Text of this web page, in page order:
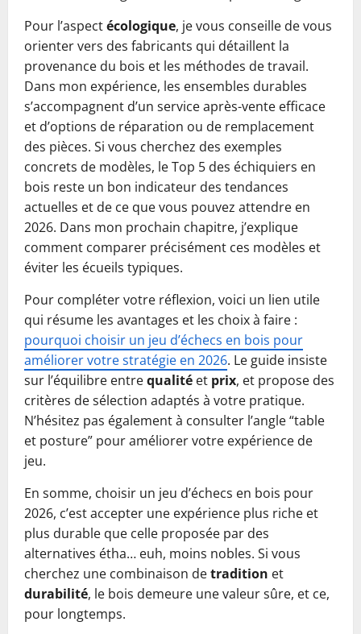
Pour l’aspectécologique, je vous conseille de vous
orienter vers des fabricants qui détaillent la
provenance du bois et les méthodes de travail.
Dans mon expérience, les ensembles durables
s’accompagnent d’un service après-vente efficace
et d’options de réparation ou de remplacement
des pièces. Si vous cherchez des exemples
concrets de modèles, le Top 5 des échiquiers en
bois reste un bon indicateur des tendances
actuelles et de ce que vous pouvez attendre en
2026. Dans mon prochain chapitre, j’explique
comment comparer précisément ces modèles et
éviter les écueils typiques.
Pour compléter votre réflexion, voici un lien utile
qui résume les avantages et les choix à faire :
pourquoi choisir un jeu d’échecs en bois pour
améliorer votre stratégie en 2026. Le guide insiste
sur l’équilibre entrequalité et prix, et propose des
critères de sélection adaptés à votre pratique.
N’hésitez pas également à consulter l’angle “table
et posture” pour améliorer votre expérience de
jeu.
En somme, choisir un jeu d’échecs en bois pour
2026, c’est accepter une expérience plus riche et
plus durable que celle proposée par des
alternatives étha… euh, moins nobles. Si vous
cherchez une combinaison detradition et
durabilité, le bois demeure une valeur sûre, et ce,
pour longtemps.